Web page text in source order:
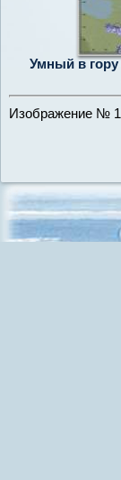
Умный в гору
Изображение №